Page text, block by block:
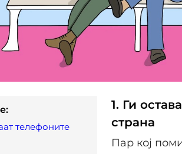
телефоните
1. Ги
страна
Пар кој